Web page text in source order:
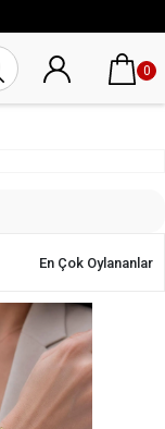
0
En Çok Oylananlar